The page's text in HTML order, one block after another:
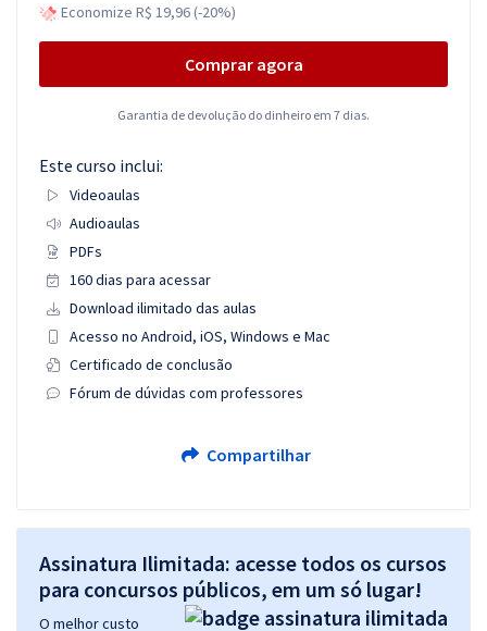
Economize R$ 19,96 (-20%)
Comprar agora
Garantia de devolução do dinheiro em 7 dias.
Este curso inclui:
Videoaulas
Audioaulas
PDFs
160 dias para acessar
Download ilimitado das aulas
Acesso no Android, iOS, Windows e Mac
Certificado de conclusão
Fórum de dúvidas com professores
Compartilhar
Assinatura Ilimitada: acesse todos os cursos
para concursos públicos, em um só lugar!
O melhor custo